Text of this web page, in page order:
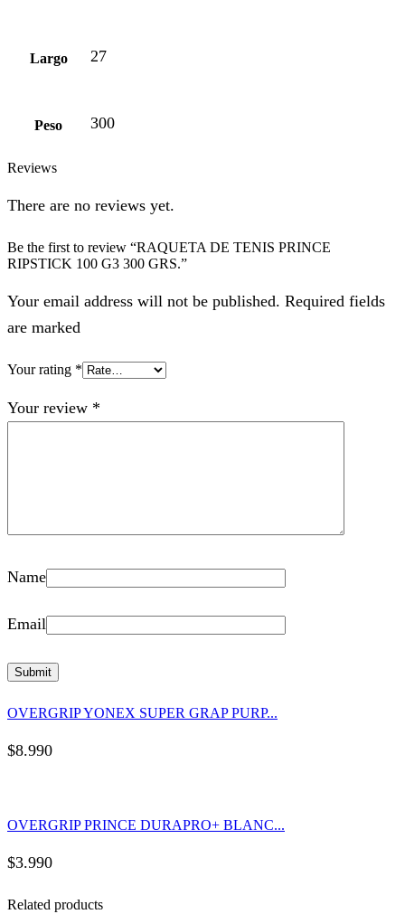
Largo 27
Peso 300
Reviews
There are no reviews yet.
Be the first to review “RAQUETA DE TENIS PRINCE
RIPSTICK 100 G3 300 GRS.”
Your email address will not be published. Required fields
are marked
Your rating *
Your review *
Name
Email
OVERGRIP YONEX SUPER GRAP PURP...
$8.990
OVERGRIP PRINCE DURAPRO+ BLANC...
$3.990
Related products